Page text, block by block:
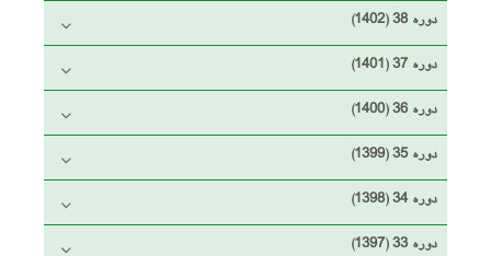
دوره 38 (1402)
دوره 37 (1401)
دوره 36 (1400)
دوره 35 (1399)
دوره 34 (1398)
دوره 33 (1397)